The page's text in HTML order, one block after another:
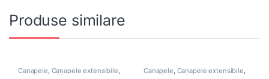
Produse similare
Canapele, Canapele extensibile,
Mobilă Mobilă moale
Canapele, Canapele extensibile,
Mobilă Mobilă moale